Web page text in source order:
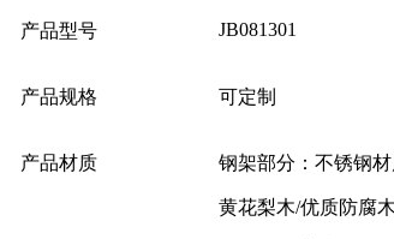
产品型号 JB081301
产品规格 可定制
产品材质 钢架部分：不锈钢
黄花梨木/优质防腐